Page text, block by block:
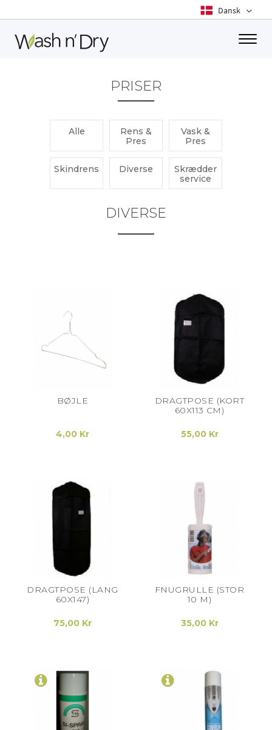
PRISER
Alle
Rens &
Pres
Vask &
Pres
Skindrens Diverse
Skrædder
service
DIVERSE
BØJLE
4,00 Kr
DRAGTPOSE (KORT
60X113 CM)
55,00 Kr
DRAGTPOSE (LANG
60X147)
75,00 Kr
FNUGRULLE (STOR
10 M)
35,00 Kr